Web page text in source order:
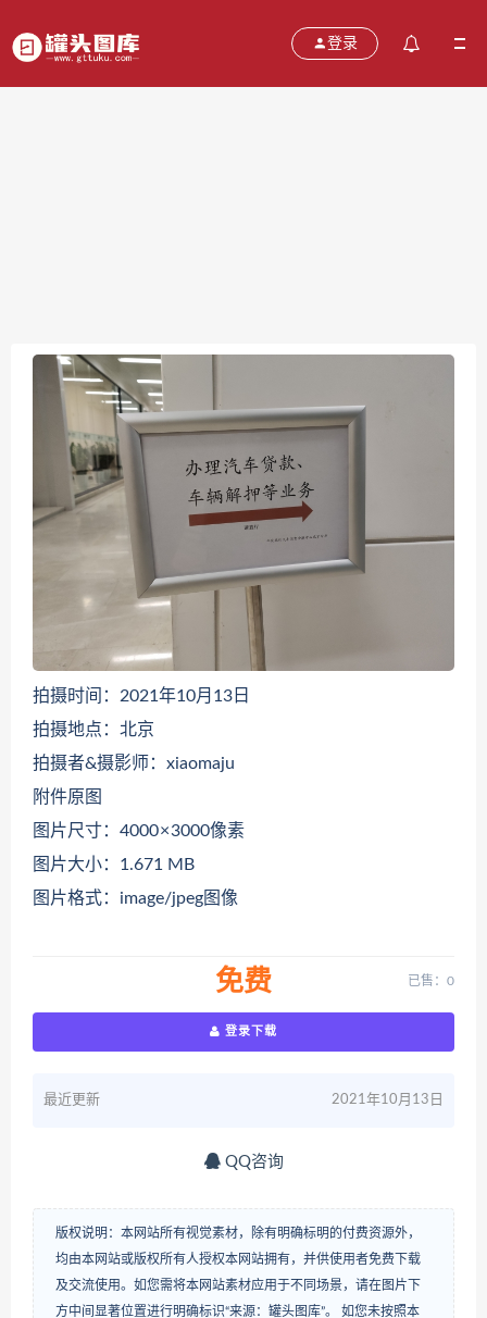
登录
拍摄时间：2021年10月13日
拍摄地点：北京
拍摄者&摄影师：xiaomaju
附件原图
图片尺寸：4000 × 3000像素
图片大小：1.671 MB
图片格式：image/jpeg图像
免费 已售：0
登录下载
最近更新 2021年10月13日
QQ咨询
版权说明：本网站所有视觉素材，除有明确标明的付费资源外，
均由本网站或版权所有人授权本网站拥有，并供使用者免费下载
及交流使用。如您需将本网站素材应用于不同场景，请在图片下
方中间显著位置进行明确标识“来源：罐头图库”。 如您未按照本